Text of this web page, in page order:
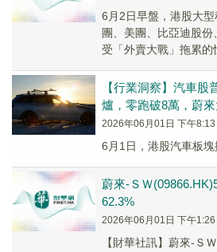
6月2日早盤，港股大
團、美團、比亞迪股
受「外賣大戰」拖累的
【行業洞察】汽車股
爐，零跑破8萬，蔚
2026年06月01日 下午8:13
6月1日，港股汽車板塊
蔚來-ＳＷ
62.3%
2026年06月01日 下午1:26
【財華社訊】蔚來-Ｓ